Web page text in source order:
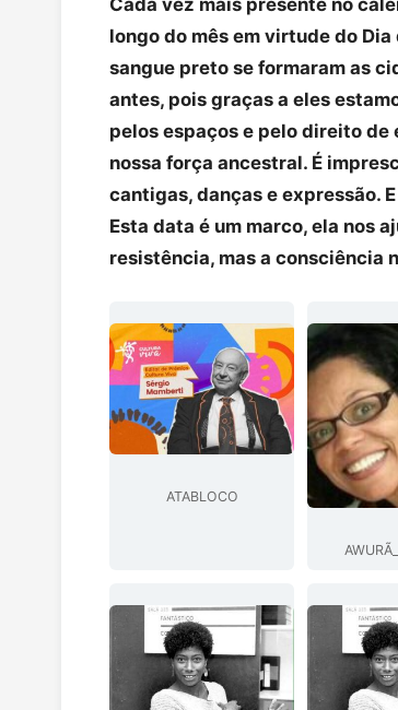
longo do mês em virtude do
sangue preto se formaram as
antes, pois graças a eles
pelos espaços e pelo direito
nossa força ancestral. É
cantigas, danças e expressão.
Esta data é um marco, ela nos
resistência, mas a consciência
ATABLOCO